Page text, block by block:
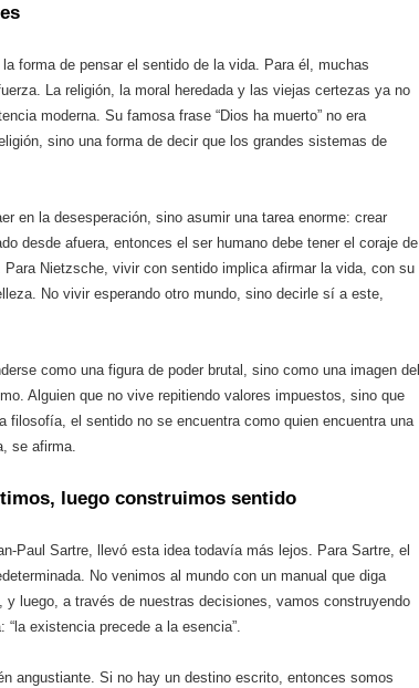
forma de pensar el sentido de la vida. Para él, muchas
La religión, la moral heredada y las viejas certezas ya no
moderna. Su famosa frase “Dios ha muerto” no era
sino una forma de decir que los grandes sistemas de
en la desesperación, sino asumir una tarea enorme: crear
desde afuera, entonces el ser humano debe tener el coraje de
Nietzsche, vivir con sentido implica afirmar la vida, con su
No vivir esperando otro mundo, sino decirle sí a este,
como una figura de poder brutal, sino como una imagen del
Alguien que no vive repitiendo valores impuestos, sino que
filosofía, el sentido no se encuentra como quien encuentra una
se afirma.
luego construimos sentido
Paul Sartre, llevó esta idea todavía más lejos. Para Sartre, el
No venimos al mundo con un manual que diga
luego, a través de nuestras decisiones, vamos construyendo
existencia precede a la esencia”.
angustiante. Si no hay un destino escrito, entonces somos